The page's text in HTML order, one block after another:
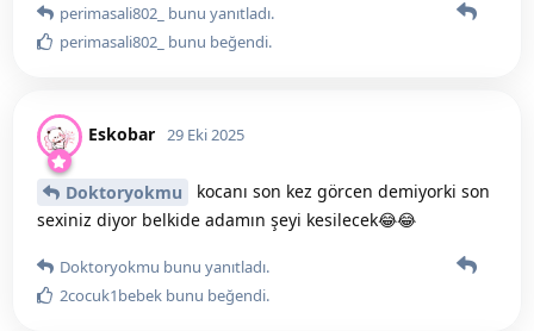
perimasali802_ bunu yanıtladı.
perimasali802_ bunu beğendi.
Eskobar 29 Eki 2025
Doktoryokmu
kocanı son kez görcen demiyorki son
sexiniz diyor belkide adamın şeyi kesilecek😂😂
Doktoryokmu bunu yanıtladı.
2cocuk1bebek bunu beğendi.